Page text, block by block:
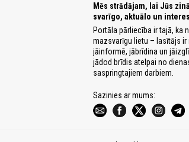
Mēs strādājam, lai Jūs
svarīgo, aktuālo un
Portāla pārliecība ir tajā, ka
mazsvarīgu lietu – lasītājs ir
jāinformē, jābrīdina un
jādod brīdis atelpai no
saspringtajiem darbiem.
Sazinies ar mums: